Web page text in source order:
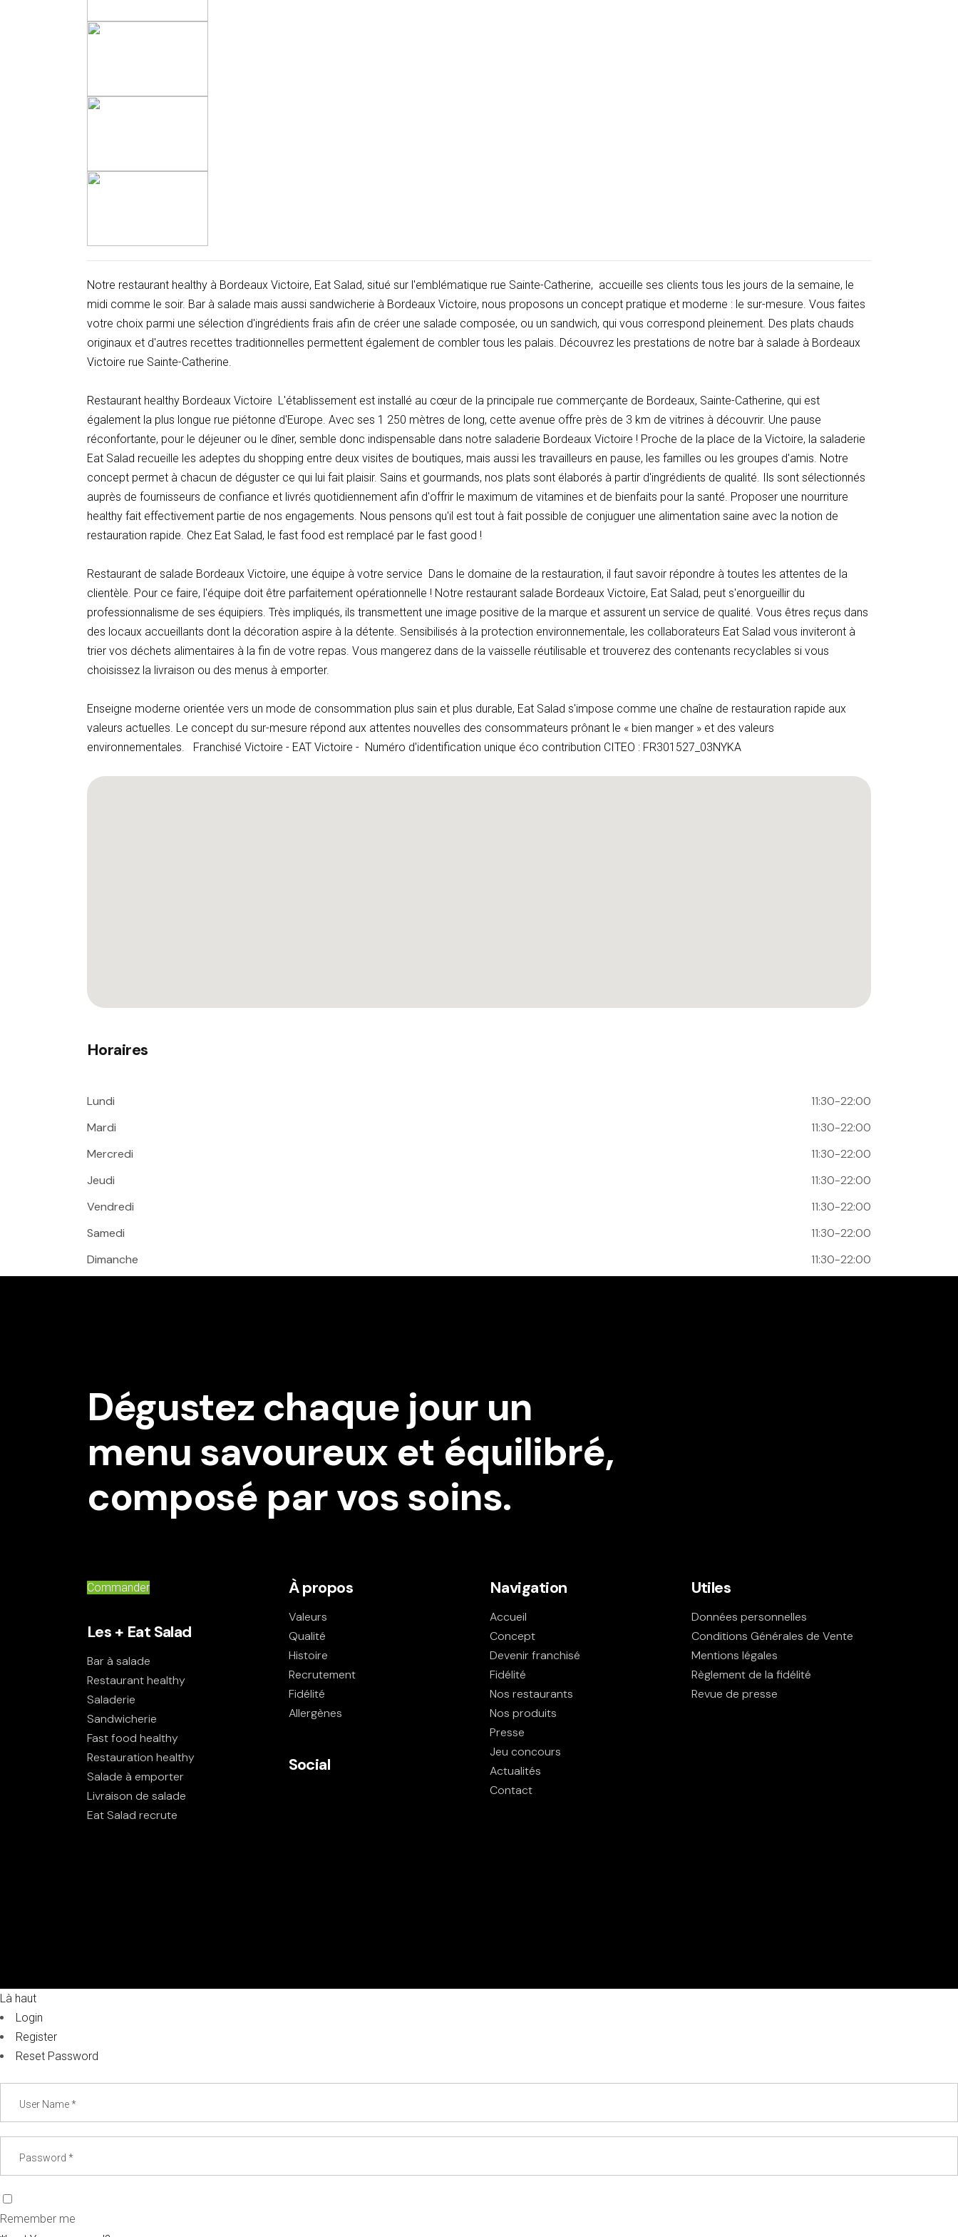
Notre restaurant healthy à Bordeaux Victoire, Eat Salad, situé sur l'emblématique rue Sainte-Catherine, accueille ses clients tous les jours de la semaine, le
midi comme le soir. Bar à salade mais aussi sandwicherie à Bordeaux Victoire, nous proposons un concept pratique et moderne : le sur-mesure. Vous faites
votre choix parmi une sélection d'ingrédients frais afin de créer une salade composée, ou un sandwich, qui vous correspond pleinement. Des plats chauds
originaux et d'autres recettes traditionnelles permettent également de combler tous les palais. Découvrez les prestations de notre bar à salade à Bordeaux
Victoire rue Sainte-Catherine.
Restaurant healthy Bordeaux Victoire L'établissement est installé au cœur de la principale rue commerçante de Bordeaux, Sainte-Catherine, qui est
également la plus longue rue piétonne d'Europe. Avec ses 1 250 mètres de long, cette avenue offre près de 3 km de vitrines à découvrir. Une pause
réconfortante, pour le déjeuner ou le dîner, semble donc indispensable dans notre saladerie Bordeaux Victoire ! Proche de la place de la Victoire, la saladerie
Eat Salad recueille les adeptes du shopping entre deux visites de boutiques, mais aussi les travailleurs en pause, les familles ou les groupes d'amis. Notre
concept permet à chacun de déguster ce qui lui fait plaisir. Sains et gourmands, nos plats sont élaborés à partir d'ingrédients de qualité. Ils sont sélectionnés
auprès de fournisseurs de confiance et livrés quotidiennement afin d'offrir le maximum de vitamines et de bienfaits pour la santé. Proposer une nourriture
healthy fait effectivement partie de nos engagements. Nous pensons qu'il est tout à fait possible de conjuguer une alimentation saine avec la notion de
restauration rapide. Chez Eat Salad, le fast food est remplacé par le fast good !
Restaurant de salade Bordeaux Victoire, une équipe à votre service Dans le domaine de la restauration, il faut savoir répondre à toutes les attentes de la
clientèle. Pour ce faire, l'équipe doit être parfaitement opérationnelle ! Notre restaurant salade Bordeaux Victoire, Eat Salad, peut s'enorgueillir du
professionnalisme de ses équipiers. Très impliqués, ils transmettent une image positive de la marque et assurent un service de qualité. Vous êtres reçus dans
des locaux accueillants dont la décoration aspire à la détente. Sensibilisés à la protection environnementale, les collaborateurs Eat Salad vous inviteront à
trier vos déchets alimentaires à la fin de votre repas. Vous mangerez dans de la vaisselle réutilisable et trouverez des contenants recyclables si vous
choisissez la livraison ou des menus à emporter.
Enseigne moderne orientée vers un mode de consommation plus sain et plus durable, Eat Salad s'impose comme une chaîne de restauration rapide aux
valeurs actuelles. Le concept du sur-mesure répond aux attentes nouvelles des consommateurs prônant le « bien manger » et des valeurs
environnementales. Franchisé Victoire - EAT Victoire - Numéro d'identification unique éco contribution CITEO : FR301527_03NYKA
Horaires
Lundi
11:30-22:00
Mardi
11:30-22:00
Mercredi
11:30-22:00
Jeudi
11:30-22:00
Vendredi
11:30-22:00
Samedi
11:30-22:00
Dimanche
11:30-22:00
Dégustez chaque jour un
menu savoureux et équilibré,
composé par vos soins.
Commander
Les + Eat Salad
Bar à salade
Restaurant healthy
Saladerie
Sandwicherie
Fast food healthy
Restauration healthy
Salade à emporter
Livraison de salade
Eat Salad recrute
À propos
Valeurs
Qualité
Histoire
Recrutement
Fidélité
Allergènes
Social
Navigation
Accueil
Concept
Devenir franchisé
Fidélité
Nos restaurants
Nos produits
Presse
Jeu concours
Actualités
Contact
Utiles
Données personnelles
Conditions Générales de Vente
Mentions légales
Règlement de la fidélité
Revue de presse
Là haut
Login
Register
Reset Password
Remember me